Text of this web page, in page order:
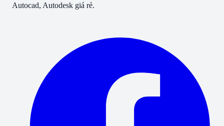
Autocad, Autodesk giá rẻ.